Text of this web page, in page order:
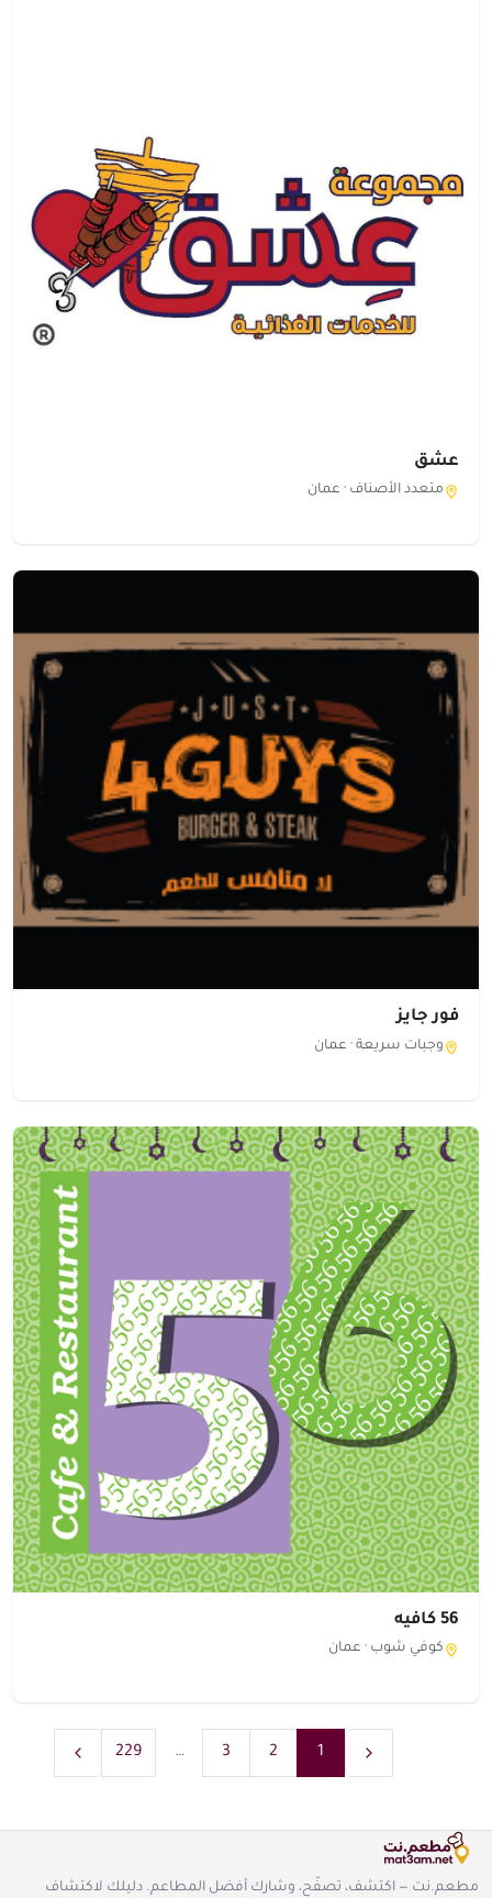
عشق
متعدد الأصناف · عمان
فور جايز
وجبات سريعة · عمان
56 كافيه
كوفي شوب · عمان
1
2
3
…
229
مطعم.نت — اكتشف، تصفّح، وشارك أفضل المطاعم. دليلك لاكتشاف